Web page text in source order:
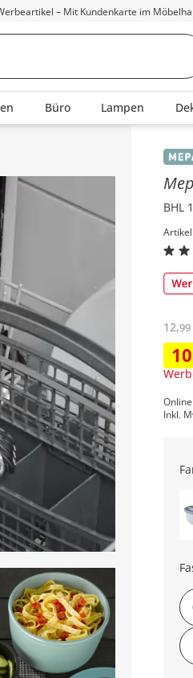
– Mit Kundenkarte im
Büro Lampen
BHL
10
12,99
Inkl.